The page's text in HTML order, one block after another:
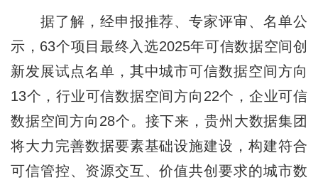
据了解，经申报推荐、专家评审、名单公
示，63个项目最终入选2025年可信数据空间创
新发展试点名单，其中城市可信数据空间方向
13个，行业可信数据空间方向22个，企业可信
数据空间方向28个。接下来，贵州大数据集团
将大力完善数据要素基础设施建设，构建符合
可信管控、资源交互、价值共创要求的城市数